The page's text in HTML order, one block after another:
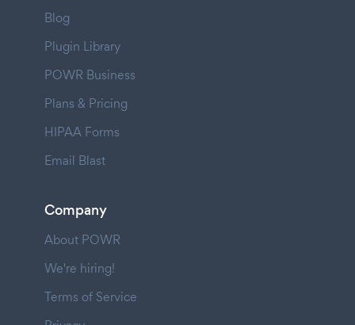
Blog
Plugin Library
POWR Business
Plans & Pricing
HIPAA Forms
Email Blast
Company
About POWR
We're hiring!
Terms of Service